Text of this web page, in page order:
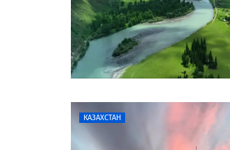
КАЗАХСТАН